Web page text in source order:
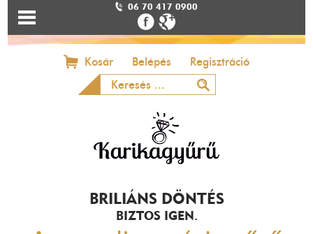
06 70 417 0900
Kosár Belépés Regisztráció
BRILIÁNS DÖNTÉS
BIZTOS IGEN.